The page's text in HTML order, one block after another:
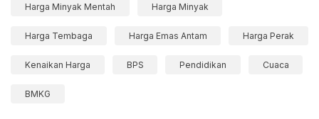
Harga Minyak Mentah Harga Minyak
Harga Tembaga Harga Emas Antam Harga Perak
Kenaikan Harga BPS Pendidikan Cuaca
BMKG